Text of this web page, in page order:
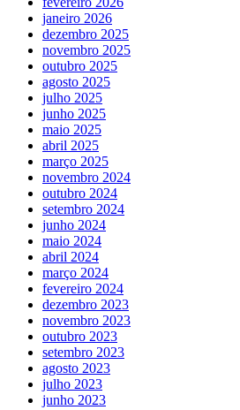
janeiro 2026
dezembro 2025
novembro 2025
outubro 2025
agosto 2025
julho 2025
junho 2025
maio 2025
abril 2025
março 2025
novembro 2024
outubro 2024
setembro 2024
junho 2024
maio 2024
abril 2024
março 2024
fevereiro 2024
dezembro 2023
novembro 2023
outubro 2023
setembro 2023
agosto 2023
julho 2023
junho 2023